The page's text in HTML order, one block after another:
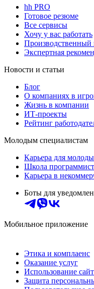
hh PRO
Готовое резюме
Все сервисы
Хочу у вас работать
Производственный
Экспертная
Новости и статьи
Блог
О компаниях в
Жизнь в компании
ИТ-проекты
Рейтинг
Молодым специалистам
Карьера для
Школа
Карьера в
Боты для
Мобильное приложение
Этика и комплаенс
Оказание услуг
Использование
Защита